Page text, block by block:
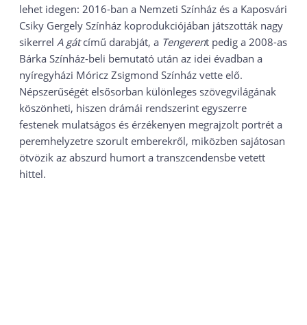
lehet idegen: 2016-ban a Nemzeti Színház és a Kaposvári
Csiky Gergely Színház koprodukciójában játszották nagy
sikerrel A gátcímű darabját, a Tengerent pedig a 2008-as
Bárka Színház-beli bemutató után az idei évadban a
nyíregyházi Móricz Zsigmond Színház vette elő.
Népszerűségét elsősorban különleges szövegvilágának
köszönheti, hiszen drámái rendszerint egyszerre
festenek mulatságos és érzékenyen megrajzolt portrét a
peremhelyzetre szorult emberekről, miközben sajátosan
ötvözik az abszurd humort a transzcendensbe vetett
hittel.